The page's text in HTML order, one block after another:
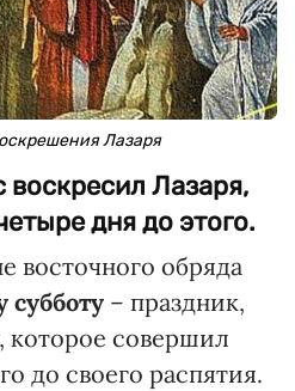
Лазаря
воскресил Лазаря,
дня до этого.
восточного обряда
субботу – праздник,
которое совершил
до своего распятия.